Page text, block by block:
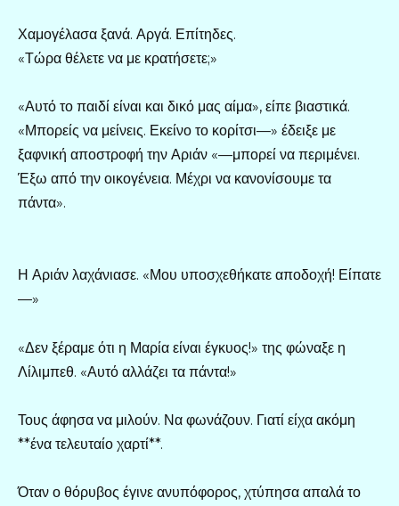
Χαμογέλασα ξανά. Αργά. Επίτηδες.
«Τώρα θέλετε να με κρατήσετε;»
«Αυτό το παιδί είναι και δικό μας αίμα», είπε βιαστικά.
«Μπορείς να μείνεις. Εκείνο το κορίτσι—» έδειξε με
ξαφνική αποστροφή την Αριάν «—μπορεί να περιμένει.
Έξω από την οικογένεια. Μέχρι να κανονίσουμε τα
πάντα».
Η Αριάν λαχάνιασε. «Μου υποσχεθήκατε αποδοχή! Είπατε
—»
«Δεν ξέραμε ότι η Μαρία είναι έγκυος!» της φώναξε η
Λίλιμπεθ. «Αυτό αλλάζει τα πάντα!»
Τους άφησα να μιλούν. Να φωνάζουν. Γιατί είχα ακόμη
**ένα τελευταίο χαρτί**.
Όταν ο θόρυβος έγινε ανυπόφορος, χτύπησα απαλά το